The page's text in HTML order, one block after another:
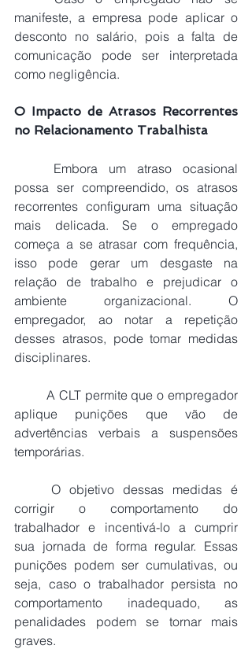
manifeste, a empresa pode aplicar o
desconto no salário, pois a falta de
comunicação pode ser interpretada
como negligência.
O Impacto de Atrasos Recorrentes
no Relacionamento Trabalhista
Embora um atraso ocasional
possa ser compreendido, os atrasos
recorrentes configuram uma situação
mais delicada. Se o empregado
começa a se atrasar com frequência,
isso pode gerar um desgaste na
relação de trabalho e prejudicar o
ambiente organizacional. O
empregador, ao notar a repetição
desses atrasos, pode tomar medidas
disciplinares.
aplique punições que vão de
advertências verbais a suspensões
temporárias.
corrigir o comportamento do
trabalhador e incentivá-lo a cumprir
sua jornada de forma regular. Essas
punições podem ser cumulativas, ou
seja, caso o trabalhador persista no
comportamento inadequado, as
penalidades podem se tornar mais
graves.